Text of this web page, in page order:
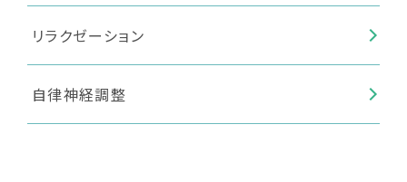
リラクゼーション
自律神経調整